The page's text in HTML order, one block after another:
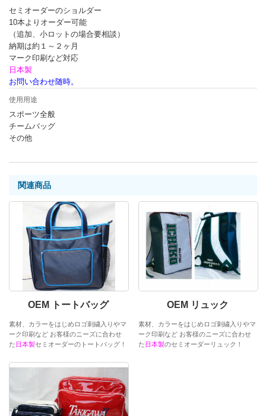
セミオーダーのショルダー
10本よりオーダー可能
（追加、小ロットの場合要相談）
納期は約１～２ヶ月
マーク印刷など対応
日本製
お問い合わせ随時。
使用用途
スポーツ全般
チームバッグ
その他
関連商品
OEM トートバッグ
素材、カラーをはじめロゴ刺繍入りやマ
ーク印刷など お客様のニーズに合わせ
た 日本製セミオーダーのトートバッグ！
OEM リュック
素材、カラーをはじめロゴ刺繍入りやマ
ーク印刷など お客様のニーズに合わせ
た 日本製のセミオーダーリュック！